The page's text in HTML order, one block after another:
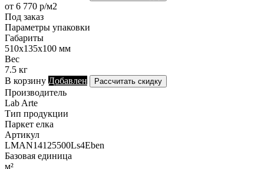
от 6 770 р/м2
Под заказ
Параметры упаковки
Габариты
510х135х100 мм
Вес
7.5 кг
В корзину Добавлен Рассчитать скидку
Производитель
Lab Arte
Тип продукции
Паркет елка
Артикул
LMAN14125500Ls4Eben
Базовая единица
м²